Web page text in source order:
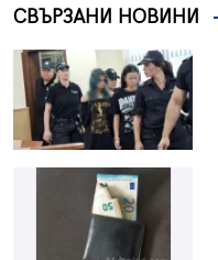
СВЪРЗАНИ НОВИНИ